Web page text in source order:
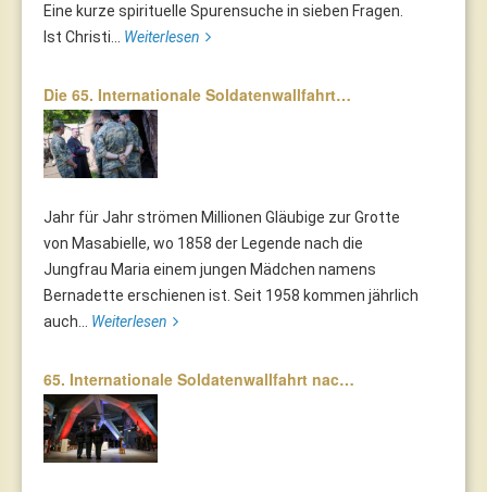
Eine kurze spirituelle Spurensuche in sieben Fragen.
Ist Christi... Weiterlesen
Die 65. Internationale Soldatenwallfahrt…
Jahr für Jahr strömen Millionen Gläubige zur Grotte
von Masabielle, wo 1858 der Legende nach die
Jungfrau Maria einem jungen Mädchen namens
Bernadette erschienen ist. Seit 1958 kommen jährlich
auch... Weiterlesen
65. Internationale Soldatenwallfahrt nac…